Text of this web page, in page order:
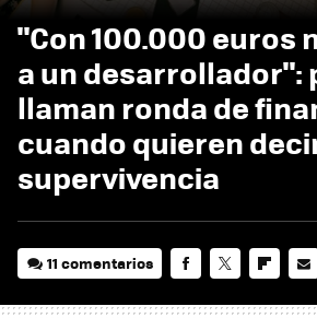
"Con 100.000 euros
a un desarrollador":
llaman ronda de
cuando quieren
supervivencia
11 comentarios